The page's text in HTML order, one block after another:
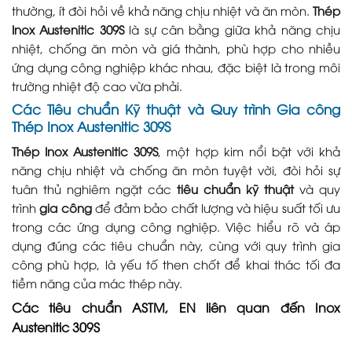
thường, ít đòi hỏi về khả năng chịu nhiệt và ăn mòn. Thép
Inox Austenitic 309Slà sự cân bằng giữa khả năng chịu
nhiệt, chống ăn mòn và giá thành, phù hợp cho nhiều
ứng dụng công nghiệp khác nhau, đặc biệt là trong môi
trường nhiệt độ cao vừa phải.
Các Tiêu chuẩn Kỹ thuật và Quy trình Gia công
Thép Inox Austenitic 309S
Thép Inox Austenitic 309S, một hợp kim nổi bật với khả
năng chịu nhiệt và chống ăn mòn tuyệt vời, đòi hỏi sự
tuân thủ nghiêm ngặt các tiêu chuẩn kỹ thuậtvà quy
trìnhgia côngđể đảm bảo chất lượng và hiệu suất tối ưu
trong các ứng dụng công nghiệp. Việc hiểu rõ và áp
dụng đúng các tiêu chuẩn này, cùng với quy trình gia
công phù hợp, là yếu tố then chốt để khai thác tối đa
tiềm năng của mác thép này.
Các tiêu chuẩn ASTM, EN liên quan đến Inox
Austenitic 309S